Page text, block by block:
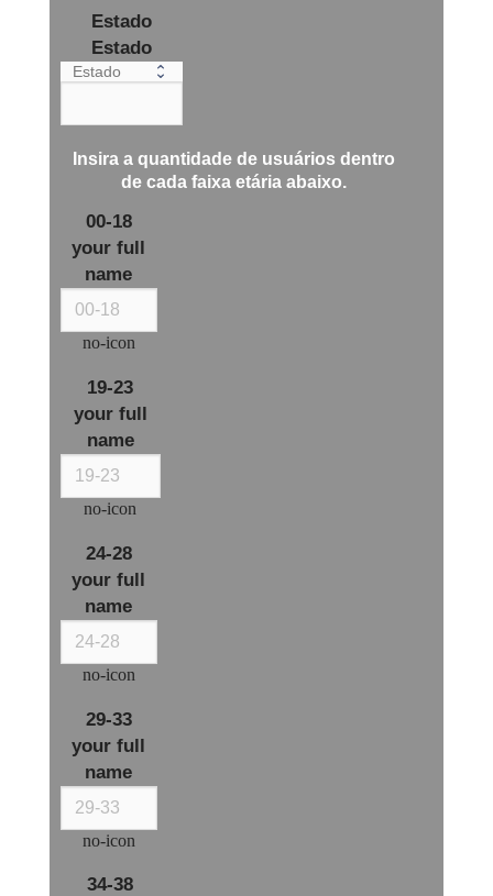
Estado
Estado
Insira a quantidade de usuários dentro
de cada faixa etária abaixo.
00-18
your full
name
no-icon
19-23
your full
name
no-icon
24-28
your full
name
no-icon
29-33
your full
name
no-icon
34-38